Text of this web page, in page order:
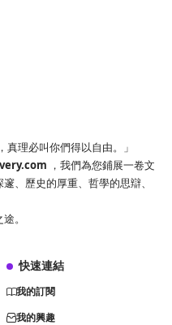
理必叫你們得以自由。」
，我們為您鋪展一卷文
、歷史的厚重、哲學的思辯、
。
快速連結
我的訂閱
我的興趣